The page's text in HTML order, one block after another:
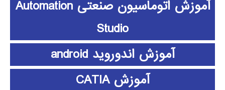
آموزش اتوماسیون صنعتی Automation
Studio
آموزش اندوروید android
آموزش CATIA